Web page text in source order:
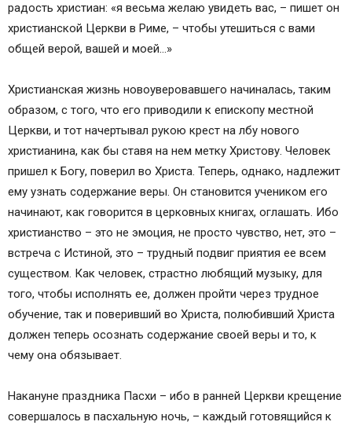
радость христиан: «я весьма желаю увидеть вас, – пишет он
христианской Церкви в Риме, – чтобы утешиться с вами
общей верой, вашей и моей…»
Христианская жизнь новоуверовавшего начиналась, таким
образом, с того, что его приводили к епископу местной
Церкви, и тот начертывал рукою крест на лбу нового
христианина, как бы ставя на нем метку Христову. Человек
пришел к Богу, поверил во Христа. Теперь, однако, надлежит
ему узнать содержание веры. Он становится учеником его
начинают, как говорится в церковных книгах, оглашать. Ибо
христианство – это не эмоция, не просто чувство, нет, это –
встреча с Истиной, это – трудный подвиг приятия ее всем
существом. Как человек, страстно любящий музыку, для
того, чтобы исполнять ее, должен пройти через трудное
обучение, так и поверивший во Христа, полюбивший Христа
должен теперь осознать содержание своей веры и то, к
чему она обязывает.
Накануне праздника Пасхи – ибо в ранней Церкви крещение
совершалось в пасхальную ночь, – каждый готовящийся к